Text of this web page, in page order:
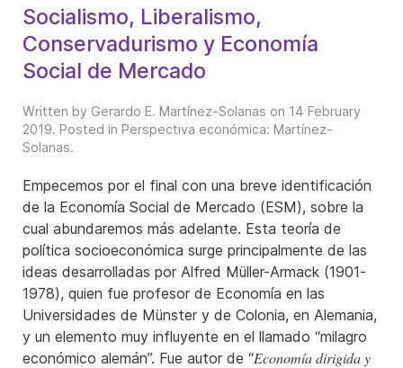
Socialismo, Liberalismo,
Conservadurismo y Economía
Social de Mercado
Written by Gerardo E. Martínez-Solanas on 14 February
2019. Posted in Perspectiva económica: Martínez-
Solanas.
Empecemos por el final con una breve identificación
de la Economía Social de Mercado (ESM), sobre la
cual abundaremos más adelante. Esta teoría de
política socioeconómica surge principalmente de las
ideas desarrolladas por Alfred Müller-Armack (1901-
1978), quien fue profesor de Economía en las
Universidades de Münster y de Colonia, en Alemania,
y un elemento muy influyente en el llamado “milagro
económico alemán”. Fue autor de “Economía dirigida y